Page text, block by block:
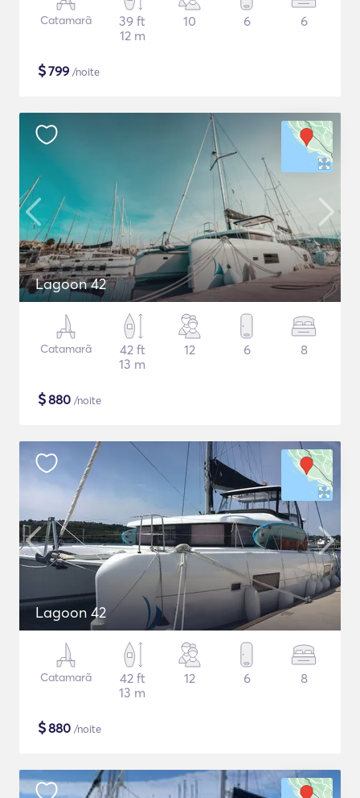
Catamarã
39 ft
12 m
10 6 6
$799 /noite
Lagoon 42
Catamarã
42 ft
13 m
12 6 8
$880 /noite
Lagoon 42
Catamarã
42 ft
13 m
12 6 8
$880 /noite